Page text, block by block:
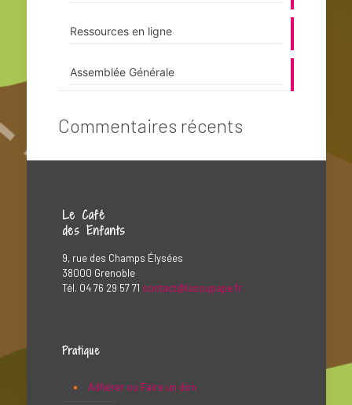
Ressources en ligne
Assemblée Générale
Commentaires récents
Le Café
des Enfants
9, rue des Champs Élysées
38000 Grenoble
Tél. 04 76 29 57 71 contact@lasoupape.fr
Pratique
Adhérer ou Faire un don